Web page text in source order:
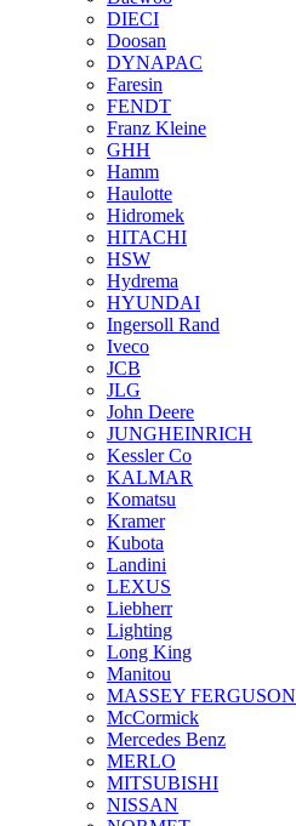
DIECI
Doosan
DYNAPAC
Faresin
FENDT
Franz Kleine
GHH
Hamm
Haulotte
Hidromek
HITACHI
HSW
Hydrema
HYUNDAI
Ingersoll Rand
Iveco
JCB
JLG
John Deere
JUNGHEINRICH
Kessler Co
KALMAR
Komatsu
Kramer
Kubota
Landini
LEXUS
Liebherr
Lighting
Long King
Manitou
MASSEY FERGUSON
McCormick
Mercedes Benz
MERLO
MITSUBISHI
NISSAN